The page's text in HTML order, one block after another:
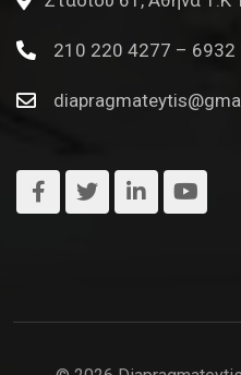
210 220 4277 – 6932